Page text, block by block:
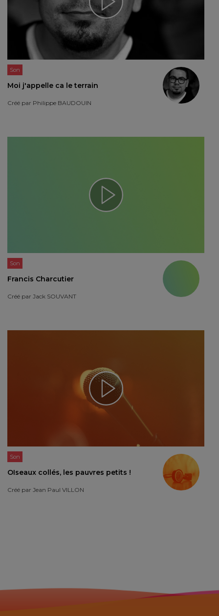
Son
Moi j'appelle ca le terrain
Créé par Philippe BAUDOUIN
Son
Francis Charcutier
Créé par Jack SOUVANT
Son
OIseaux collés, les pauvres petits !
Créé par Jean Paul VILLON